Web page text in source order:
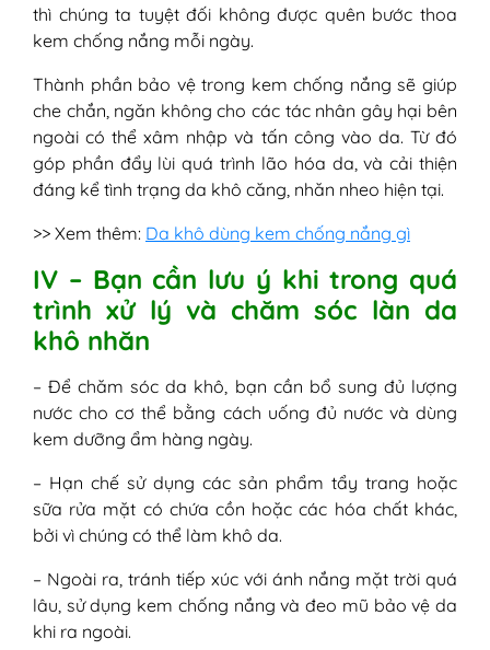
thì chúng ta tuyệt đối không được quên bước thoa
kem chống nắng mỗi ngày.
Thành phần bảo vệ trong kem chống nắng sẽ giúp
che chắn, ngăn không cho các tác nhân gây hại bên
ngoài có thể xâm nhập và tấn công vào da. Từ đó
góp phần đẩy lùi quá trình lão hóa da, và cải thiện
đáng kể tình trạng da khô căng, nhăn nheo hiện tại.
>> Xem thêm: Da khô dùng kem chống nắng gì
IV – Bạn cần lưu ý khi trong quá
trình xử lý và chăm sóc làn da
khô nhăn
– Để chăm sóc da khô, bạn cần bổ sung đủ lượng
nước cho cơ thể bằng cách uống đủ nước và dùng
kem dưỡng ẩm hàng ngày.
– Hạn chế sử dụng các sản phẩm tẩy trang hoặc
sữa rửa mặt có chứa cồn hoặc các hóa chất khác,
bởi vì chúng có thể làm khô da.
– Ngoài ra, tránh tiếp xúc với ánh nắng mặt trời quá
lâu, sử dụng kem chống nắng và đeo mũ bảo vệ da
khi ra ngoài.